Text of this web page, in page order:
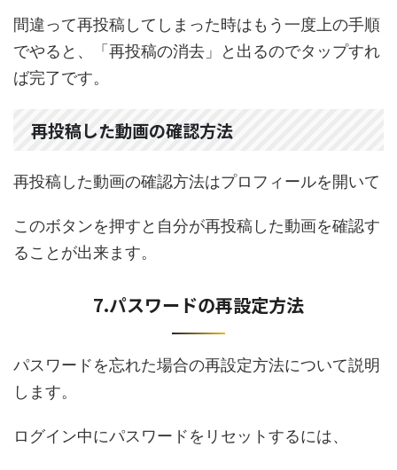
間違って再投稿してしまった時はもう一度上の手順
でやると、「再投稿の消去」と出るのでタップすれ
ば完了です。
再投稿した動画の確認方法
再投稿した動画の確認方法はプロフィールを開いて
このボタンを押すと自分が再投稿した動画を確認す
ることが出来ます。
7.パスワードの再設定方法
パスワードを忘れた場合の再設定方法について説明
します。
ログイン中にパスワードをリセットするには、